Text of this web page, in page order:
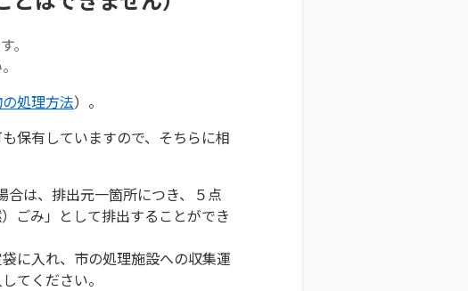
。
処理方法）。
保有していますので、そちらに相
は、排出元一箇所につき、５点
ごみ」として排出することができ
に入れ、市の処理施設への収集運
てください。